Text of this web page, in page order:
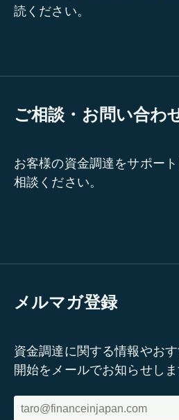
読ください。
ご相談・お問い合わ
お客様の資金調達をサポー
相談ください。
メルマガ登録
資金調達に関する情報やお
開始をメールでお知らせしま